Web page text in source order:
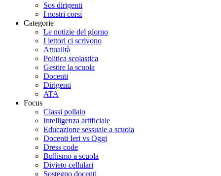
Sos dirigenti
I nostri corsi
Categorie
Le notizie del giorno
I lettori ci scrivono
Attualità
Politica scolastica
Gestire la scuola
Docenti
Dirigenti
ATA
Focus
Classi pollaio
Intelligenza artificiale
Educazione sessuale a scuola
Docenti Ieri vs Oggi
Dress code
Bullismo a scuola
Divieto cellulari
Sostegno docenti